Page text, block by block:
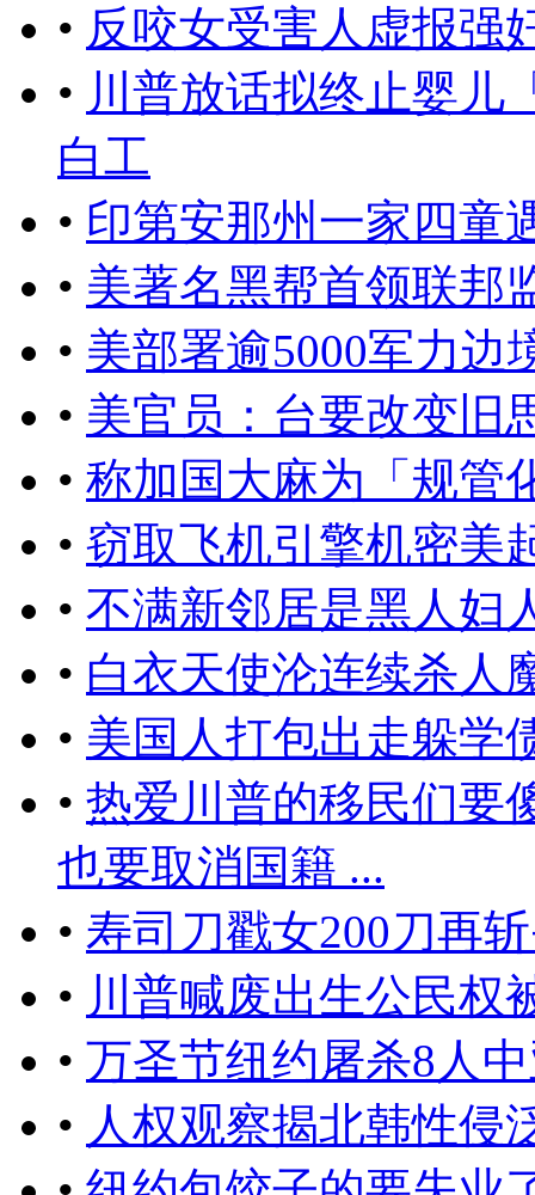
• 反咬女受害人虚报强
• 川普放话拟终止婴儿
白工
• 印第安那州一家四童
• 美著名黑帮首领联邦
• 美部署逾5000军力边
• 美官员：台要改变旧
• 称加国大麻为「规管
• 窃取飞机引擎机密美
• 不满新邻居是黑人妇
• 白衣天使沦连续杀人
• 美国人打包出走躲学
• 热爱川普的移民们要
也要取消国籍 ...
• 寿司刀戳女200刀再
• 川普喊废出生公民权
• 万圣节纽约屠杀8人
• 人权观察揭北韩性侵